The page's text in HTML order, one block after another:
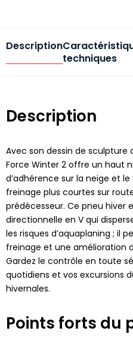
Description
techniques
Description
Avec son dessin de sculpture
Force Winter 2 offre un haut
d’adhérence sur la neige et
freinage plus courtes sur
prédécesseur. Ce pneu hiver
directionnelle en V qui
les risques d’aquaplaning ; il
freinage et une amélioration
Gardez le contrôle en toute
quotidiens et vos excursions
hivernales.
Points forts du